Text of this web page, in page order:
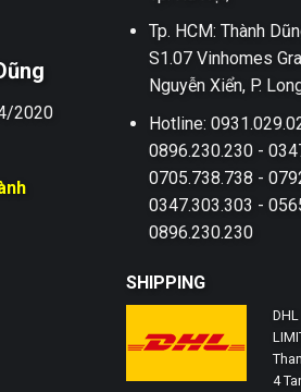
2020
Tp. HCM: Thành
S1.07 Vinhomes
Nguyễn Xiển, P.
Hotline:
0896.230.230 -
0705.738.738 -
0347.303.303 -
0896.230.230
SHIPPING
DHL
4